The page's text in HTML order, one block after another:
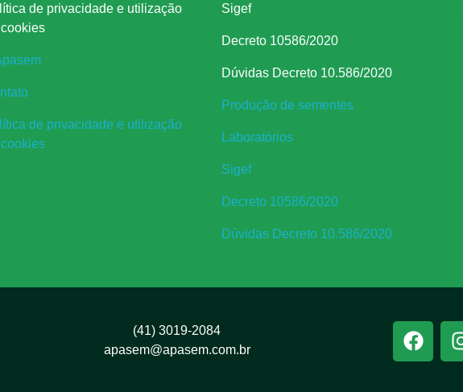
de privacidade e utilização
de privacidade e utilização
Sigef
Decreto 10586/2020
Dúvidas Decreto 10.586/2020
Produção de sementes
Laboratórios
Sigef
Decreto 10586/2020
Dúvidas Decreto 10.586/2020
(41) 3019-2084
apasem@apasem.com.br